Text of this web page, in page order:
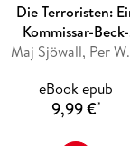
Die Terroristen:
Kommissar-Beck-
Roman
Maj
eBook epub
9,99 €*